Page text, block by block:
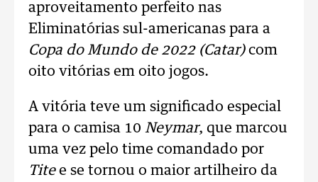
aproveitamento perfeito nas
Eliminatórias sul-americanas para a
Copa do Mundo de 2022 (Catar) com
oito vitórias em oito jogos.
A vitória teve um significado especial
para o camisa 10 Neymar, que marcou
uma vez pelo time comandado por
Titee se tornou o maior artilheiro da